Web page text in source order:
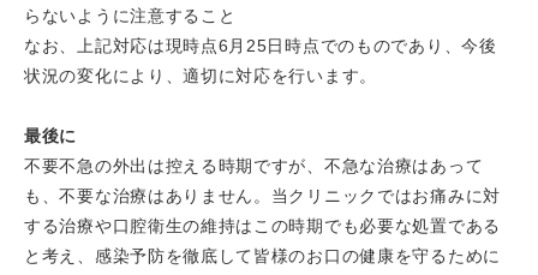
らないように注意すること
なお、上記対応は現時点6月25日時点でのものであり、今後
状況の変化により、適切に対応を行います。
最後に
不要不急の外出は控える時期ですが、不急な治療はあって
も、不要な治療はありません。当クリニックではお痛みに対
する治療や口腔衛生の維持はこの時期でも必要な処置である
と考え、感染予防を徹底して皆様のお口の健康を守るために